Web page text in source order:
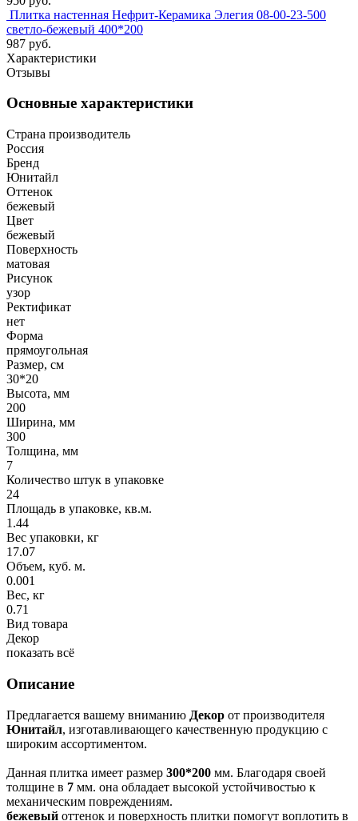
Плитка настенная Нефрит-Керамика Элегия 08-00-23-500
светло-бежевый 400*200
987 руб.
Характеристики
Отзывы
Основные характеристики
Страна производитель
Россия
Бренд
Юнитайл
Оттенок
бежевый
Цвет
бежевый
Поверхность
матовая
Рисунок
узор
Ректификат
нет
Форма
прямоугольная
Размер, см
30*20
Высота, мм
200
Ширина, мм
300
Толщина, мм
7
Количество штук в упаковке
24
Площадь в упаковке, кв.м.
1.44
Вес упаковки, кг
17.07
Объем, куб. м.
0.001
Вес, кг
0.71
Вид товара
Декор
показать всё
Описание
Предлагается вашему вниманию Декор от производителя
Юнитайл, изготавливающего качественную продукцию с
широким ассортиментом.
Данная плитка имеет размер 300*200 мм. Благодаря своей
толщине в 7 мм. она обладает высокой устойчивостью к
механическим повреждениям.
бежевый оттенок и поверхность плитки помогут воплотить в